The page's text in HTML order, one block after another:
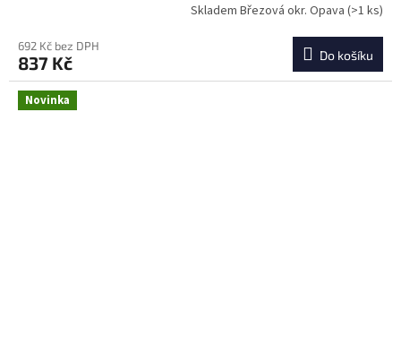
Skladem Březová okr. Opava (>1 ks)
692 Kč bez DPH
837 Kč Do košíku
Novinka